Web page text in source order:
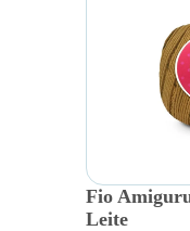
Fio
Leite